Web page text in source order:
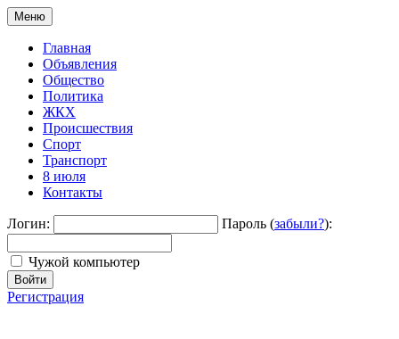
Меню
Главная
Объявления
Общество
Политика
ЖКХ
Происшествия
Спорт
Транспорт
8 июля
Контакты
Логин: Пароль (забыли?):
Чужой компьютер
Войти
Регистрация